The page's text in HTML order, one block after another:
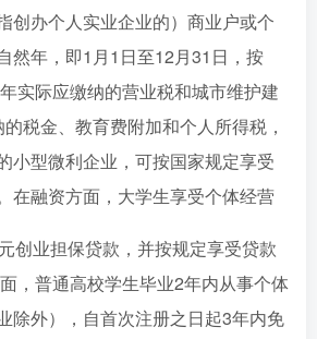
创办个人实业企业的）商业户或个
然年，即1月1日至12月31日，按
实际应缴纳的营业税和城市维护建
税金、教育费附加和个人所得税，
小型微利企业，可按国家规定享受
在融资方面，大学生享受个体经营
创业担保贷款，并按规定享受贷款
，普通高校学生毕业2年内从事个体
除外），自首次注册之日起3年内免